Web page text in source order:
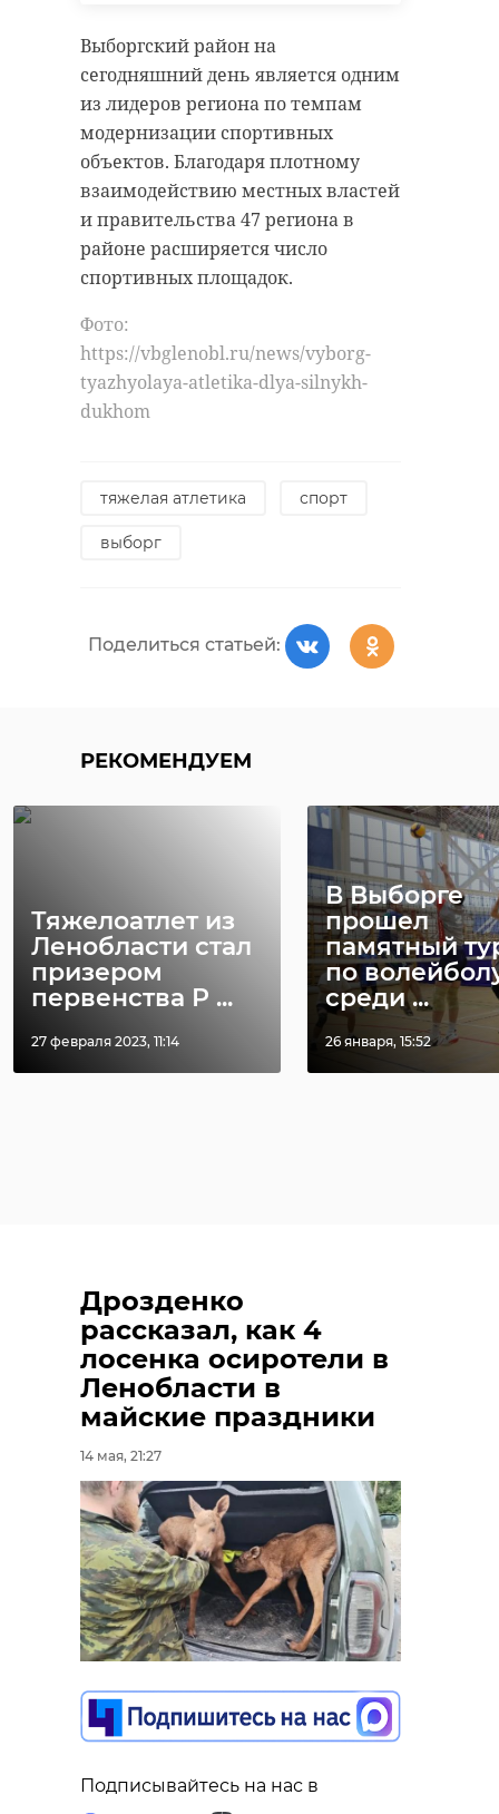
Выборгский район на
сегодняшний день является одним
из лидеров региона по темпам
модернизации спортивных
объектов. Благодаря плотному
взаимодействию местных властей
и правительства 47 региона в
районе расширяется число
спортивных площадок.
Фото:
https://vbglenobl.ru/news/vyborg-
tyazhyolaya-atletika-dlya-silnykh-
dukhom
тяжелая атлетика спорт
выборг
Поделиться статьей:
РЕКОМЕНДУЕМ
Тяжелоатлет из
Ленобласти стал
призером
первенства Р ...
27 февраля 2023, 11:14
В Выборге
прошел
памятный
по
среди ...
26 января, 15:52
Дрозденко
рассказал, как 4
лосенка осиротели в
Ленобласти в
майские праздники
14 мая, 21:27
Подписывайтесь на нас в